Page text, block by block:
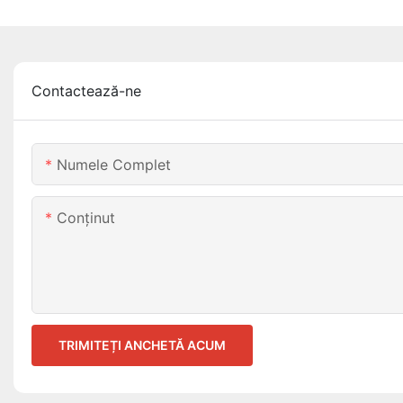
Contactează-ne
Numele Complet
Conţinut
TRIMITEȚI ANCHETĂ ACUM